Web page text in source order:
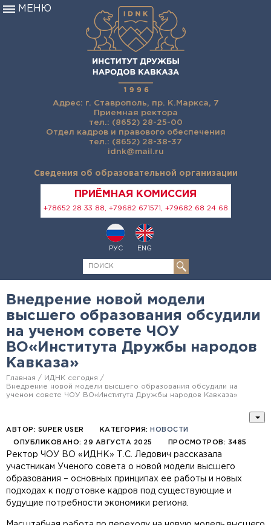
Адрес: г. Ставрополь, пр. К.Маркса, 7
Приемная ректора
тел.: (8652) 28-25-00
Отдел кадров и правового обеспечения
тел.: (8652) 28-38-37
idnk@mail.ru
Сведения об образовательной организации
ПРИЁМНАЯ КОМИССИЯ
+78652 28 33 88, +79682 671571, +79682 68 24 68
РУС ENG
МЕНЮ
Внедрение новой модели
высшего образования обсудили
на ученом совете ЧОУ
ВО«Института Дружбы народов
Кавказа»
Главная
ИДНК сегодня
Внедрение новой модели высшего образования обсудили на
ученом совете ЧОУ ВО«Института Дружбы народов Кавказа»
АВТОР: SUPER USER КАТЕГОРИЯ: НОВОСТИ
ОПУБЛИКОВАНО: 29 АВГУСТА 2025 ПРОСМОТРОВ: 3485
Ректор ЧОУ ВО «ИДНК» Т.С. Ледович рассказала
участникам Ученого совета о новой модели высшего
образования – основных принципах ее работы и новых
подходах к подготовке кадров под существующие и
будущие потребности экономики региона.